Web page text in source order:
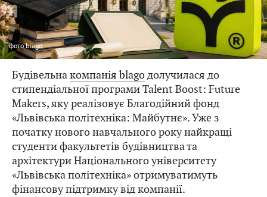
фотоblago
Будівельнакомпанія blagoдолучилася до
стипендіальної програми Talent Boost: Future
Makers, яку реалізовує Благодійний фонд
«Львівська політехніка: Майбутнє». Уже з
початку нового навчального року найкращі
студенти факультетів будівництва та
архітектури Національного університету
«Львівська політехніка» отримуватимуть
фінансову підтримку від компанії.